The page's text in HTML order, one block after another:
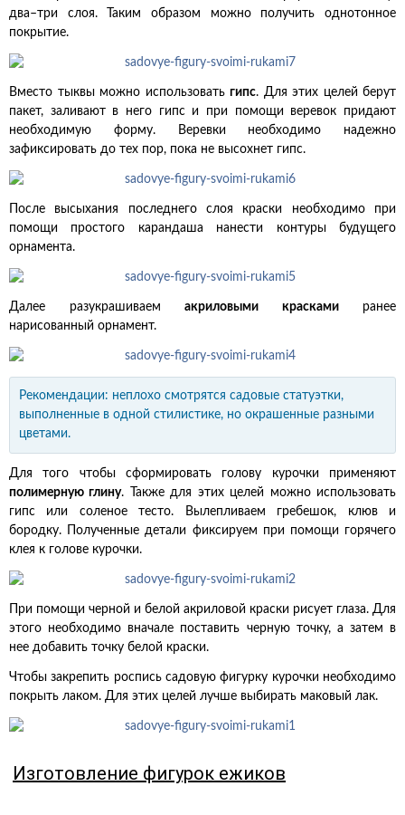
два–три слоя. Таким образом можно получить однотонное
покрытие.
Вместо тыквы можно использовать гипс. Для этих целей берут
пакет, заливают в него гипс и при помощи веревок придают
необходимую форму. Веревки необходимо надежно
зафиксировать до тех пор, пока не высохнет гипс.
После высыхания последнего слоя краски необходимо при
помощи простого карандаша нанести контуры будущего
орнамента.
Далее разукрашиваем акриловыми краскамиранее
нарисованный орнамент.
Рекомендации: неплохо смотрятся садовые статуэтки,
выполненные в одной стилистике, но окрашенные разными
цветами.
Для того чтобы сформировать голову курочки применяют
полимерную глину. Также для этих целей можно использовать
гипс или соленое тесто. Вылепливаем гребешок, клюв и
бородку. Полученные детали фиксируем при помощи горячего
клея к голове курочки.
При помощи черной и белой акриловой краски рисует глаза. Для
этого необходимо вначале поставить черную точку, а затем в
нее добавить точку белой краски.
Чтобы закрепить роспись садовую фигурку курочки необходимо
покрыть лаком. Для этих целей лучше выбирать маковый лак.
Изготовление фигурок ежиков